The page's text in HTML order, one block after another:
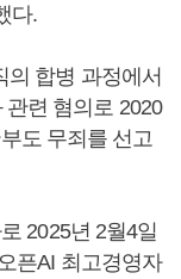
다.
의 합병 과정에서
련 혐의로 2020
도 무죄를 선고
2025년 2월4일
픈AI 최고경영자